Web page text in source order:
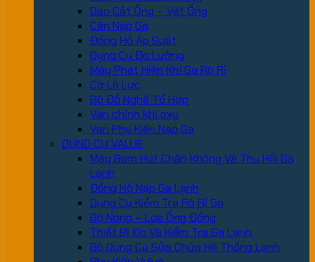
Dao Cắt Ống – Vét Ống
Cân Nạp Ga
Đồng Hồ Áp Suất
Dụng Cụ Đo Lường
Máy Phát Hiện Khí Ga Rò Rỉ
Cờ Lê Lực
Bộ Đồ Nghề Tổ Hợp
Van chỉnh khí oxy
Van Phụ Kiện Nạp Ga
DỤNG CỤ VALUE
Máy Bơm Hút Chân Không Và Thu Hồi Ga
Lạnh
Đồng Hồ Nạp Ga Lạnh
Dụng Cụ Kiểm Tra Rò Rỉ Ga
Bộ Nong – Loe Ống Đồng
Thiết Bị Đo Và Kiểm Tra Ga Lạnh
Bộ Dụng Cụ Sửa Chữa Hệ Thống Lạnh